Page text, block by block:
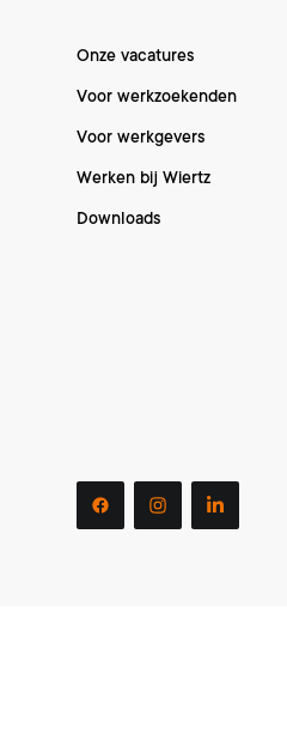
Onze vacatures
Voor werkzoekenden
Voor werkgevers
Werken bij Wiertz
Downloads
facebookinstagram